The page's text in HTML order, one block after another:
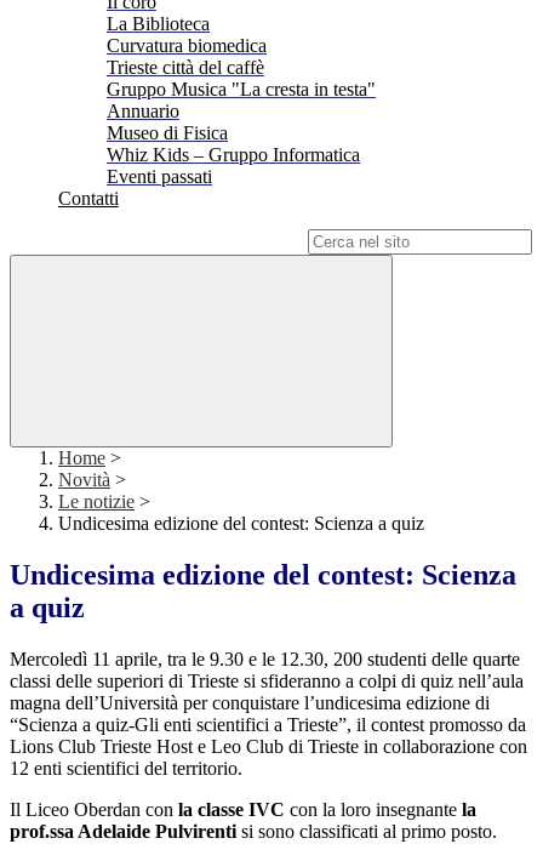
La Biblioteca
Curvatura biomedica
Trieste città del caffè
Gruppo Musica "La cresta in testa"
Annuario
Museo di Fisica
Whiz Kids – Gruppo Informatica
Eventi passati
Contatti
Home >
Novità >
Le notizie >
Undicesima edizione del contest: Scienza a quiz
Undicesima edizione del contest: Scienza
a quiz
Mercoledì 11 aprile, tra le 9.30 e le 12.30, 200 studenti delle quarte
classi delle superiori di Trieste si sfideranno a colpi di quiz nell’aula
magna dell’Università per conquistare l’undicesima edizione di
“Scienza a quiz-Gli enti scientifici a Trieste”, il contest promosso da
Lions Club Trieste Host e Leo Club di Trieste in collaborazione con
12 enti scientifici del territorio.
Il Liceo Oberdan con la classe IVC con la loro insegnante la
prof.ssa Adelaide Pulvirenti si sono classificati al primo posto.